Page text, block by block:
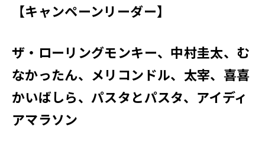
【キャンペーンリーダー】
ザ・ローリングモンキー、中村圭太、む
なかったん、メリコンドル、太宰、喜喜
かいばしら、パスタとパスタ、アイディ
アマラソン